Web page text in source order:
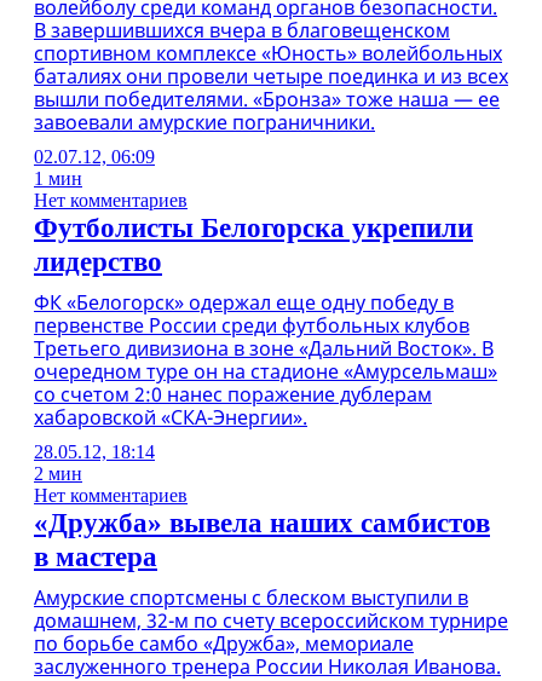
волейболу среди команд органов безопасности.
В завершившихся вчера в благовещенском
спортивном комплексе «Юность» волейбольных
баталиях они провели четыре поединка и из всех
вышли победителями. «Бронза» тоже наша — ее
завоевали амурские пограничники.
02.07.12, 06:09
1 мин
Нет комментариев
Футболисты Белогорска укрепили
лидерство
ФК «Белогорск» одержал еще одну победу в
первенстве России среди футбольных клубов
Третьего дивизиона в зоне «Дальний Восток». В
очередном туре он на стадионе «Амурсельмаш»
со счетом 2:0 нанес поражение дублерам
хабаровской «СКА-Энергии».
28.05.12, 18:14
2 мин
Нет комментариев
«Дружба» вывела наших самбистов
в мастера
Амурские спортсмены с блеском выступили в
домашнем, 32-м по счету всероссийском турнире
по борьбе самбо «Дружба», мемориале
заслуженного тренера России Николая Иванова.